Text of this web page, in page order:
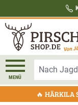
MENÜ
🔥 HÄRKILA